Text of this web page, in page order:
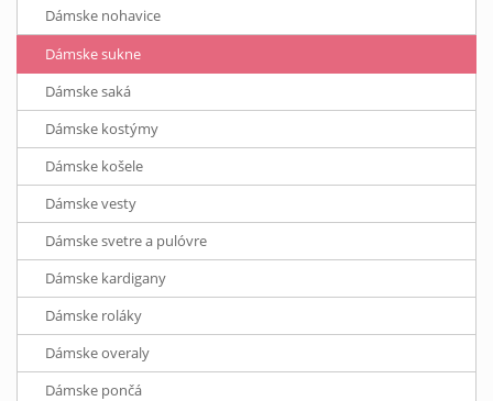
Dámske nohavice
Dámske sukne
Dámske saká
Dámske kostýmy
Dámske košele
Dámske vesty
Dámske svetre a pulóvre
Dámske kardigany
Dámske roláky
Dámske overaly
Dámske pončá